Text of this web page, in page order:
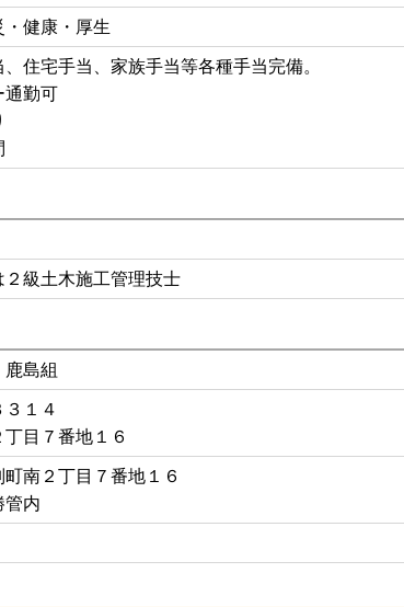
・健康・厚生
、住宅手当、家族手当等各種手当完備。
通勤可
２級土木施工管理技士
島組
３１４
目７番地１６
南２丁目７番地１６
管内